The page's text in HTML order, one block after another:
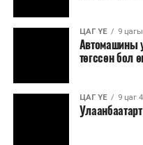
ЦАГ ҮЕ 9
Автомашины
төгссөн бол
ЦАГ ҮЕ 9 цаг